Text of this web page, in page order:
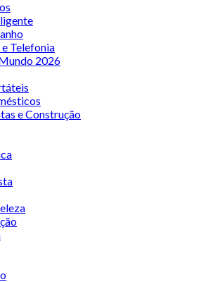
Telefonia
2026
e Construção